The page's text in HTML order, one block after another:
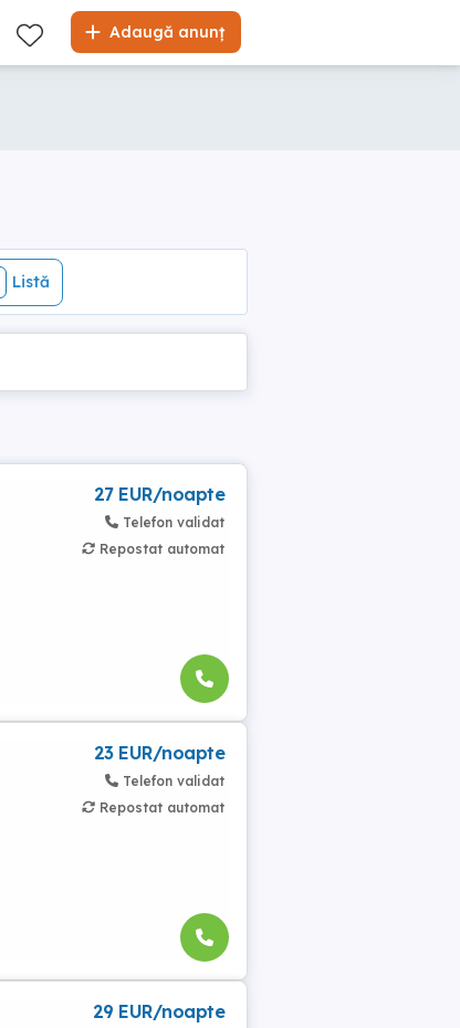
Adaugă anunț
Listă
Listă
27 EUR/noapte
Telefon validat
Repostat automat
23 EUR/noapte
Telefon validat
Repostat automat
29 EUR/noapte